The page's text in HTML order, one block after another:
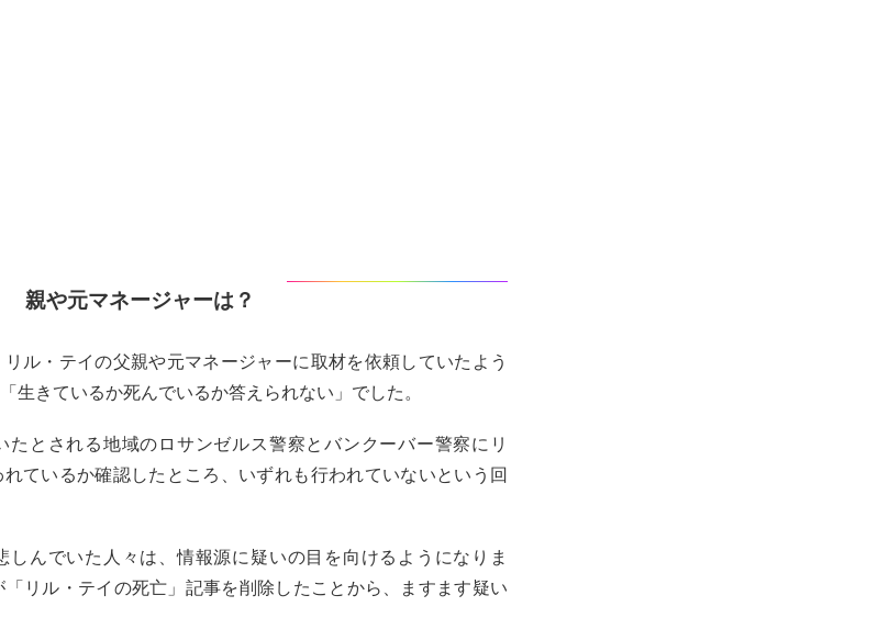
親や元マネージャーは？
ル・テイの父親や元マネージャーに取材を依頼していたよう
生きているか死んでいるか答えられない」でした。
たとされる地域のロサンゼルス警察とバンクーバー警察にリ
ているか確認したところ、いずれも行われていないという回
しんでいた人々は、情報源に疑いの目を向けるようになりま
リル・テイの死亡」記事を削除したことから、ますます疑い